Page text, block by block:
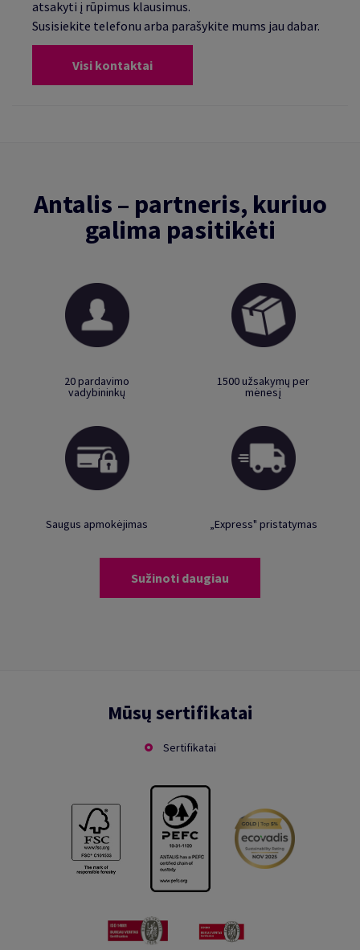
atsakyti į rūpimus klausimus.
Susisiekite telefonu arba parašykite mums jau dabar.
Visi kontaktai
Antalis – partneris, kuriuo
galima pasitikėti
20 pardavimo
vadybininkų
1500 užsakymų per
mėnesį
Saugus apmokėjimas „Express" pristatymas
Sužinoti daugiau
Mūsų sertifikatai
Sertifikatai